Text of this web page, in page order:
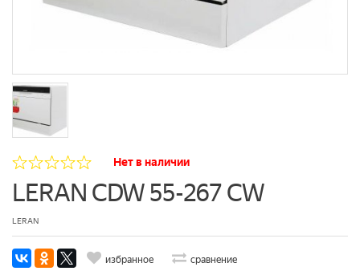
Нет в наличии
LERAN CDW 55-267 CW
LERAN
избранное сравнение